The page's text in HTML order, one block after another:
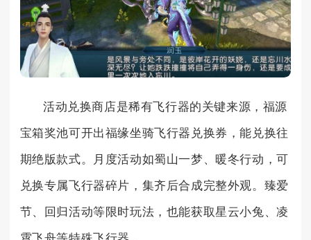
活动兑换商店是稀有飞行器的关键来源，福源
宝箱奖池可开出福缘坐骑飞行器兑换券，能兑换往
期绝版款式。月度活动如蜀山一梦、暖冬行动，可
兑换专属飞行器碎片，集齐后合成完整外观。臻爱
节、回归活动等限时玩法，也能获取星云小兔、凌